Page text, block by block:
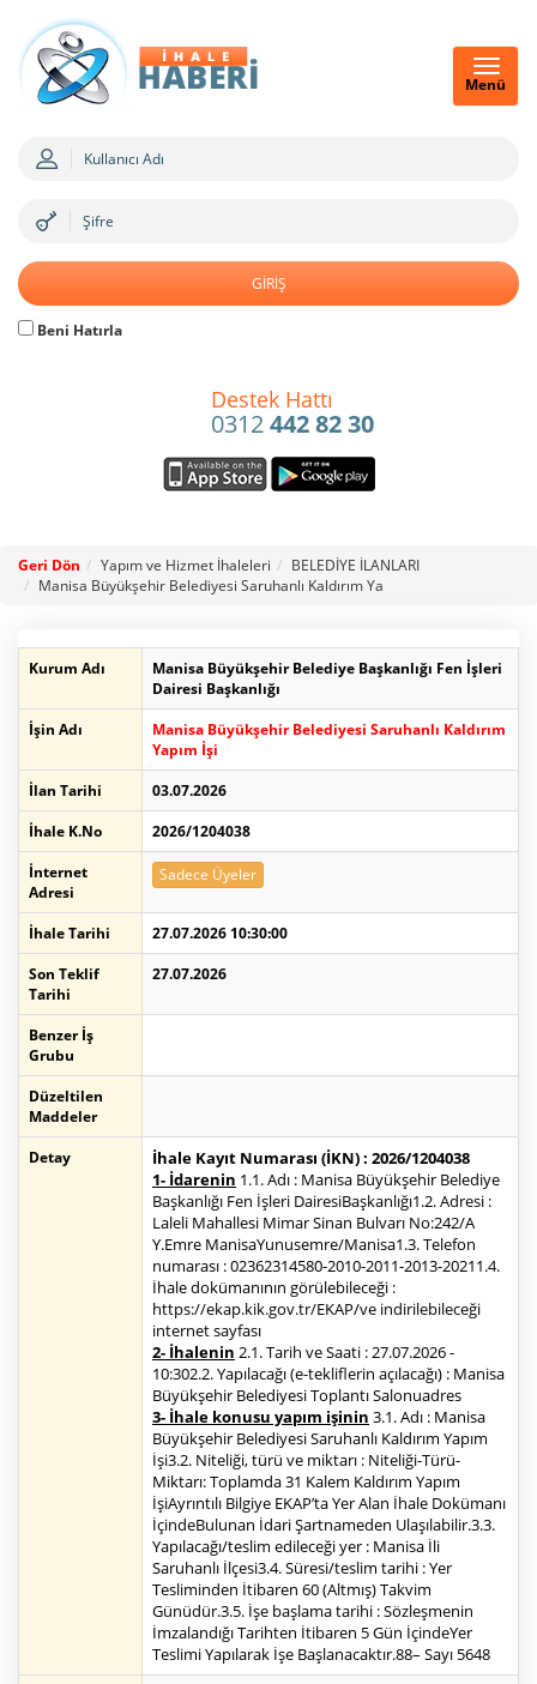
Menü
Beni Hatırla
Destek Hattı
0312442 82 30
Geri Dön Yapım ve Hizmet İhaleleri
BELEDİYE İLANLARI
Manisa Büyükşehir Belediyesi Saruhanlı Kaldırım Ya
Kurum Adı
Manisa Büyükşehir Belediye Başkanlığı Fen İşleri
Dairesi Başkanlığı
İşin Adı
Manisa Büyükşehir Belediyesi Saruhanlı Kaldırım
Yapım İşi
İlan Tarihi
03.07.2026
İhale K.No
2026/1204038
İnternet
Adresi
Sadece Üyeler
İhale Tarihi
27.07.2026 10:30:00
Son Teklif
Tarihi
27.07.2026
Benzer İş
Grubu
Düzeltilen
Maddeler
Detay
İhale Kayıt Numarası (İKN) : 2026/1204038
1- İdarenin 1.1. Adı : Manisa Büyükşehir Belediye
Başkanlığı Fen İşleri DairesiBaşkanlığı1.2. Adresi :
Laleli Mahallesi Mimar Sinan Bulvarı No:242/A
Y.Emre ManisaYunusemre/Manisa1.3. Telefon
numarası : 02362314580-2010-2011-2013-20211.4.
İhale dokümanının görülebileceği :
https://ekap.kik.gov.tr/EKAP/ve indirilebileceği
internet sayfası
2- İhalenin 2.1. Tarih ve Saati : 27.07.2026 -
10:302.2. Yapılacağı (e-tekliflerin açılacağı) : Manisa
Büyükşehir Belediyesi Toplantı Salonuadres
3- İhale konusu yapım işinin 3.1. Adı : Manisa
Büyükşehir Belediyesi Saruhanlı Kaldırım Yapım
İşi3.2. Niteliği, türü ve miktarı : Niteliği-Türü-
Miktarı: Toplamda 31 Kalem Kaldırım Yapım
İşiAyrıntılı Bilgiye EKAP’ta Yer Alan İhale Dokümanı
İçindeBulunan İdari Şartnameden Ulaşılabilir.3.3.
Yapılacağı/teslim edileceği yer : Manisa İli
Saruhanlı İlçesi3.4. Süresi/teslim tarihi : Yer
Tesliminden İtibaren 60 (Altmış) Takvim
Günüdür.3.5. İşe başlama tarihi : Sözleşmenin
İmzalandığı Tarihten İtibaren 5 Gün İçindeYer
Teslimi Yapılarak İşe Başlanacaktır.88– Sayı 5648